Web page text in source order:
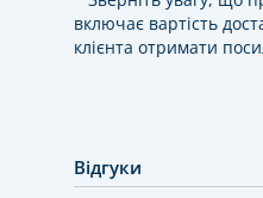
включає вартість
клієнта отримати
Відгуки